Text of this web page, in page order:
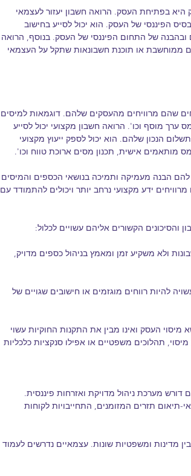
היא בפתיחת העסק. הרואה חשבון יעזור לעצמאי
הפיננסי של העסק. הוא יכול לסייע בחישוב
ובהבנה של התחום הפיננסי של העסק. בנוסף, הרואה
ממוחשבת או תוכנת חשבונאות שתקל על העצמאי
שהם מרוויחים מהעסקים שלהם. דוגמאות למיסים
מוסף וכו'. הרואה חשבון מקצועי יכול לסייע
הנכון שלהם. הוא יכול לספק ייעוץ מקצועי
מותאמים אישית, תכנון מסים ארוכת טווח וכו'.
הבנה מעמיקה ותמיכה בנושאי הכספים והמיסים
ידע מקצועי נרחב יותר ויכולים להתמודד עם
הקשורים אליהם עשויים לכלול:
ולא משקיע זמן ומאמץ בניהול כספים מדויק,
להיות רווחים מוגזמים או חישובים שגויים של
העסק ואינו מבין את התקנות החוקיות עשוי
תהלוכים משפטיים או אפילו סנקציות כלכליות
דורש מערכת ניהול מדויקת ואזרחות פיננסית.
תיאום תזרים המזומנים, התחייבויות לקוחות
מדינות ומשפטיות שונות. עצמאיים נדרשים לעמוד